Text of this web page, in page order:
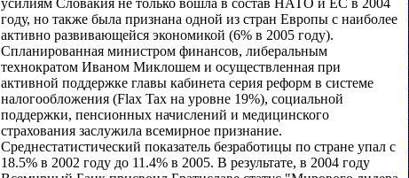
усилиям Словакия не только вошла в состав НАТО и ЕС в 2004
году, но также была признана одной из стран Европы с наиболее
активно развивающейся экономикой (6% в 2005 году).
Спланированная министром финансов, либеральным
технократом Иваном Миклошем и осуществленная при
активной поддержке главы кабинета серия реформ в системе
налогообложения (Flax Tax на уровне 19%), социальной
поддержки, пенсионных начислений и медицинского
страхования заслужила всемирное признание.
Среднестатистический показатель безработицы по стране упал с
18.5% в 2002 году до 11.4% в 2005. В результате, в 2004 году